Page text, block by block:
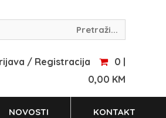
/ Registracija
0 |
0,00 KM
NOVOSTI KONTAKT